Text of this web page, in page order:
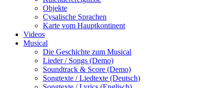
Objekte
Cysalische Sprachen
Karte vom Hauptkontinent
Videos
Musical
Die Geschichte zum Musical
Lieder / Songs (Demo)
Soundtrack & Score (Demo)
Songtexte / Liedtexte (Deutsch)